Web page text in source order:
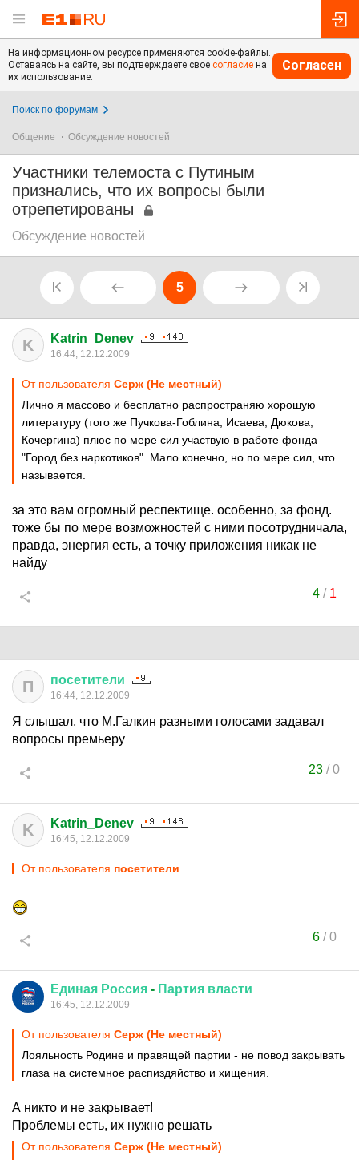
На информационном ресурсе применяются cookie-файлы.
Оставаясь на сайте, вы подтверждаете свое согласие на
их использование.
Согласен
Поиск по форумам
Общение Обсуждение новостей
Участники телемоста с Путиным
признались, что их вопросы были
отрепетированы
Обсуждение новостей
5
K Katrin_Denev
16:44, 12.12.2009
От пользователя Серж (Не местный)
Лично я массово и бесплатно распространяю хорошую
литературу (того же Пучкова-Гоблина, Исаева, Дюкова,
Кочергина) плюс по мере сил участвую в работе фонда
"Город без наркотиков". Мало конечно, но по мере сил, что
называется.
за это вам огромный респектище. особенно, за фонд.
тоже бы по мере возможностей с ними посотрудничала,
правда, энергия есть, а точку приложения никак не
найду
4/ 1
П посетители
16:44, 12.12.2009
Я слышал, что М.Галкин разными голосами задавал
вопросы премьеру
23 /0
K Katrin_Denev
16:45, 12.12.2009
От пользователя посетители
6/0
Единая Россия - Партия власти
16:45, 12.12.2009
От пользователя Серж (Не местный)
Лояльность Родине и правящей партии - не повод закрывать
глаза на системное распиздяйство и хищения.
А никто и не закрывает!
Проблемы есть, их нужно решать
От пользователя Серж (Не местный)